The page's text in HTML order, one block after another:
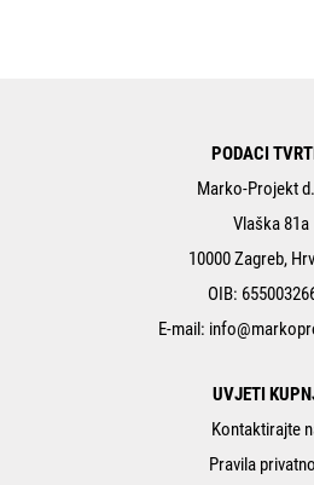
PODACI
Marko-Projekt
Vlaška 81a
10000 Zagreb,
OIB:
E-mail:
UVJETI
Kontaktirajte
Pravila